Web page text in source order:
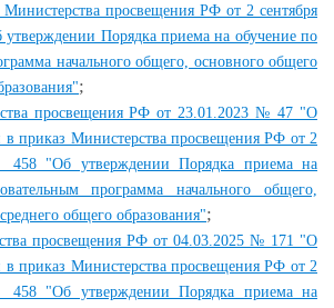
просвещения РФ от 2 сентября
Порядка приема на обучение по
начального общего, основного общего
;
просвещения РФ от 23.01.2023 № 47 "О
в приказ Министерства просвещения РФ от 2
458 "Об утверждении Порядка приема на
программа начального общего,
общего образования";
просвещения РФ от 04.03.2025 № 171 "О
в приказ Министерства просвещения РФ от 2
458 "Об утверждении Порядка приема на